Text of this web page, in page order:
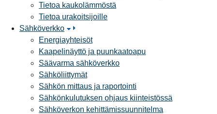
Tietoa kaukolämmöstä
Tietoa urakoitsijoille
Sähköverkko
Energiayhteisöt
Kaapelinäyttö ja puunkaatoapu
Säävarma sähköverkko
Sähköliittymät
Sähkön mittaus ja raportointi
Sähkönkulutuksen ohjaus kiinteistössä
Sähköverkon kehittämissuunnitelma